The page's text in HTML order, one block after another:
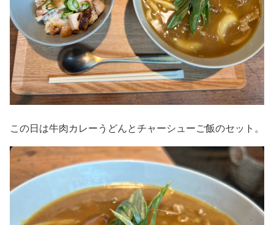
この日は牛肉カレーうどんとチャーシューご飯のセット。